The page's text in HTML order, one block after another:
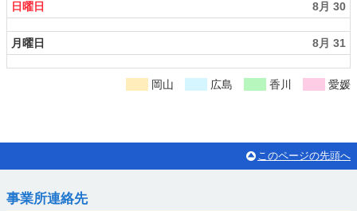
2
0
2
6
2
8
t
h
2
0
日曜日 8月 30
月曜日 8月 31
岡山 広島 香川 愛媛
このページの先頭へ
事業所連絡先